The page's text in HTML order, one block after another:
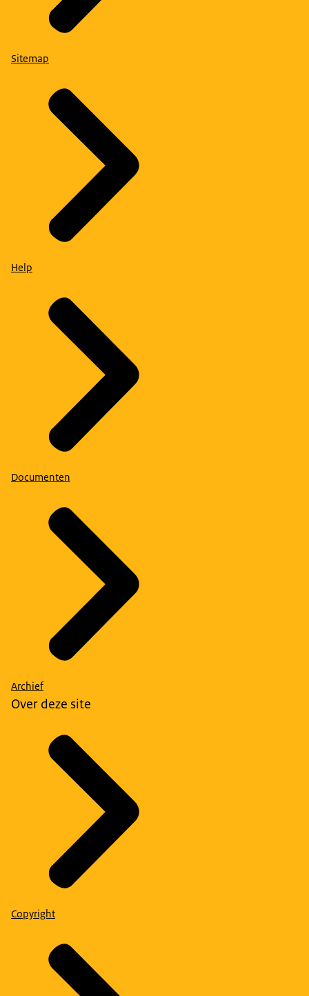
Sitemap
Help
Documenten
Archief
Over deze site
Copyright